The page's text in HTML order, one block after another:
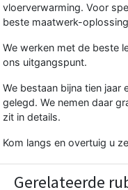
vloerverwarming. Voor
beste maatwerk-
We werken met de beste
ons uitgangspunt.
We bestaan bijna tien jaar
gelegd. We nemen daar
zit in details.
Kom langs en overtuig u
Gerelateerde